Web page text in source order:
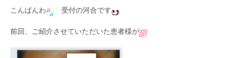
こんばんわ 受付の河合です
前回、ご紹介させていただいた患者様が